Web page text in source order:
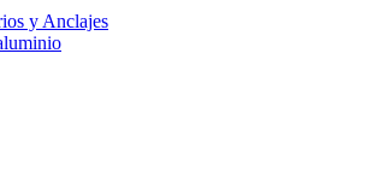
y Anclajes